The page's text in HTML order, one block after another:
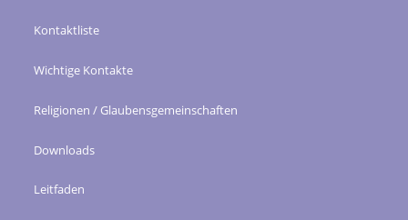
Kontaktliste
Wichtige Kontakte
Religionen / Glaubensgemeinschaften
Downloads
Leitfaden